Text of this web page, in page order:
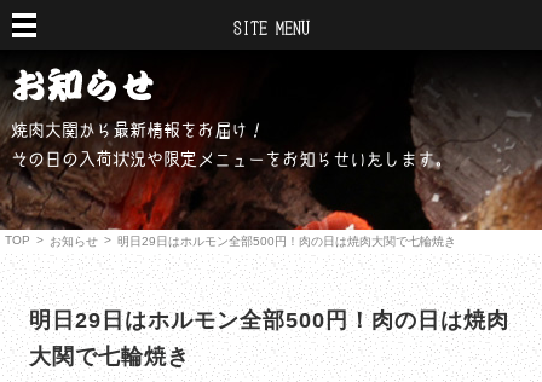
SITE MENU
焼肉大関から最新情報をお届け！
その日の入荷状況や限定メニューをお知らせいたします。
TOP > お知らせ > 明日29日はホルモン全部500円！肉の日は焼肉大関で七輪焼き
明日29日はホルモン全部500円！肉の日は焼肉
大関で七輪焼き